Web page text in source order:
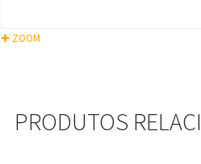
✚ ZOOM
PRODUTOS